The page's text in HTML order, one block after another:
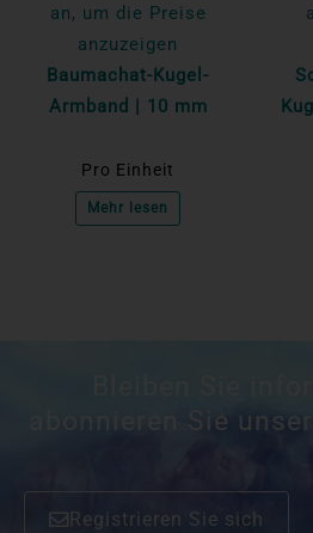
an, um die Preise
anzuzeigen
Baumachat-Kugel-
Armband | 10 mm
Pro Einheit
Mehr lesen
abonnieren Sie
Registrieren Sie sich